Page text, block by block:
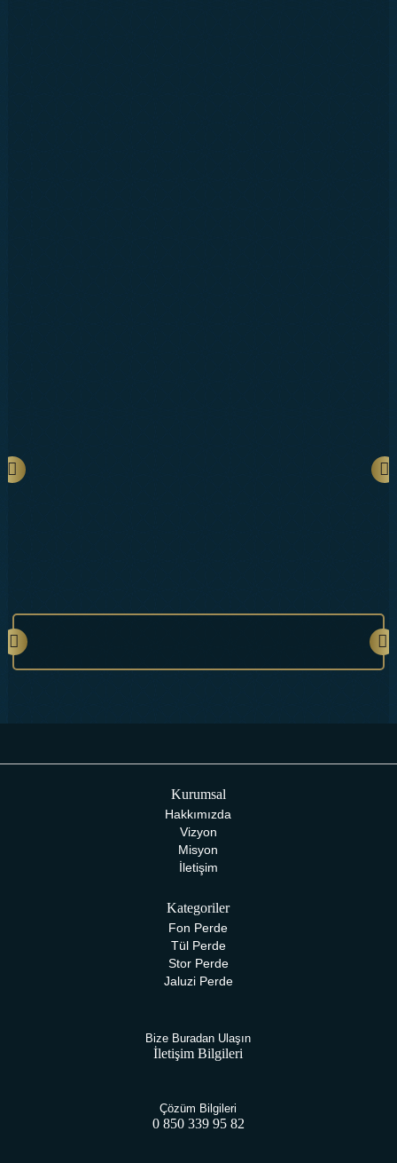
Kurumsal
Hakkımızda
Vizyon
Misyon
İletişim
Kategoriler
Fon Perde
Tül Perde
Stor Perde
Jaluzi Perde
Bize Buradan Ulaşın
İletişim Bilgileri
Çözüm Bilgileri
0 850 339 95 82